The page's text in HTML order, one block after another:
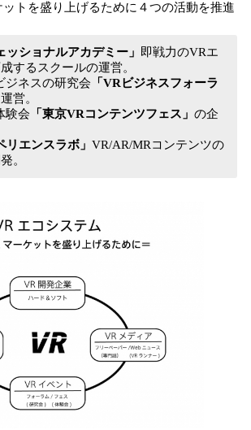
トを盛り上げるために４つの活動を推進
ッショナルアカデミー」
即戦力のVRエ
するスクールの運営。
ジネスの研究会 「VRビジネスフォーラ
営。
験会 「東京VRコンテンツフェス」 の企
リエンスラボ」 VR/AR/MRコンテンツの
。